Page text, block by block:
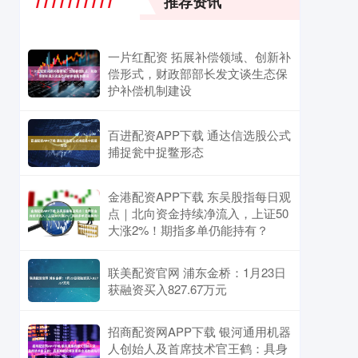
一片红配资 拓展补偿领域、创新补
偿形式，财政部部长发文谈生态保
护补偿机制建设
百进配资APP下载 通达信选股公式
捕捉瓮中捉鳖形态
金港配资APP下载 东吴股指每日观
点｜北向资金持续净流入，上证50
大涨2%！期指多单仍能持有？
联美配资官网 浦东金桥：1月23日
获融资买入827.67万元
招商配资网APP下载 银河通用机器
人创始人及首席技术官王鹤：具身